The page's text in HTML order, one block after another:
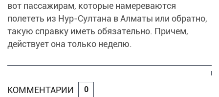
вот пассажирам, которые намереваются
полететь из Нур-Султана в Алматы или обратно,
такую справку иметь обязательно. Причем,
действует она только неделю.
КОММЕНТАРИИ 0